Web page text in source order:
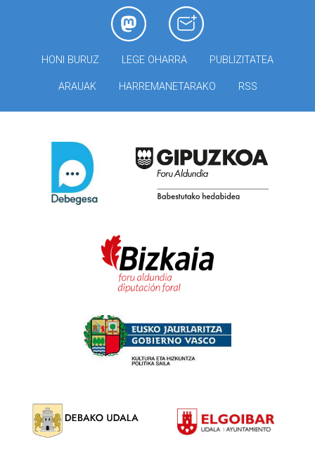
HONI BURUZ LEGE OHARRA PUBLIZITATEA
ARAUAK HARREMANETARAKO RSS